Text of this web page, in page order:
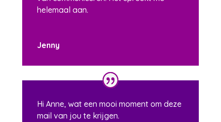
helemaal aan.
Jenny
Hi Anne, wat een mooi moment om deze
mail van jou te krijgen.